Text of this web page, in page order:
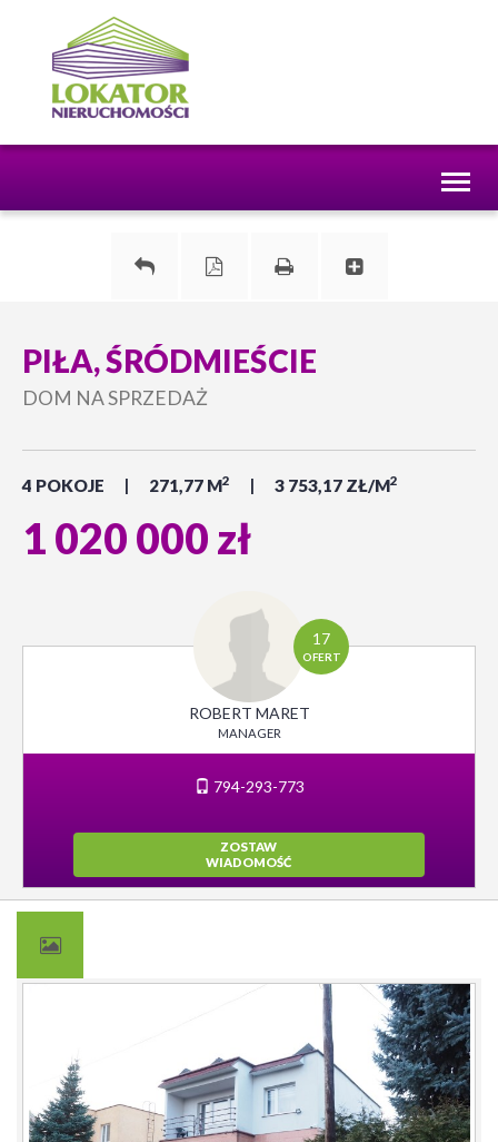
PIŁA, ŚRÓDMIEŚCIE
DOM NA SPRZEDAŻ
4 POKOJE 271,77 M2 3 753,17 ZŁ/M2
1 020 000 zł
17
OFERT
ROBERT MARET
MANAGER
794-293-773
ZOSTAW
WIADOMOŚĆ